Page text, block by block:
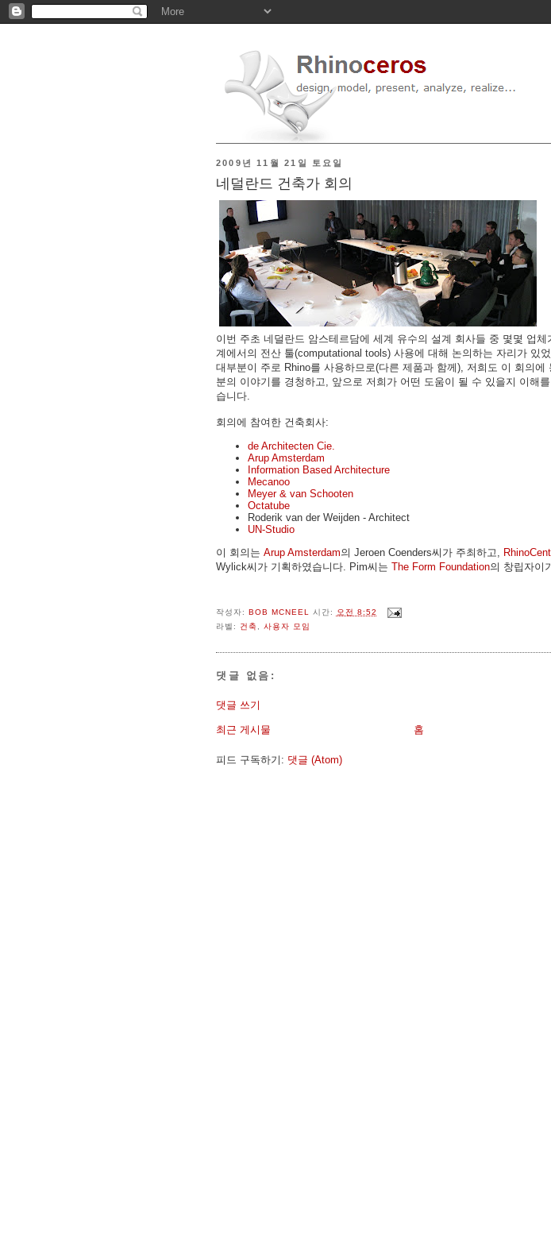
2009년 11월 21일 토요일
네덜란드 건축가 회의
이번 주초 네덜란드 암스테르담에 세계 유수의 설계 회사들 중 몇몇 업체
계에서의 전산 툴(computational tools) 사용에 대해 논의하는 자리가 있
대부분이 주로 Rhino를 사용하므로(다른 제품과 함께), 저희도 이 회의에
분의 이야기를 경청하고, 앞으로 저희가 어떤 도움이 될 수 있을지 이해
습니다.
회의에 참여한 건축회사:
de Architecten Cie.
Arup Amsterdam
Information Based Architecture
Mecanoo
Meyer & van Schooten
Octatube
Roderik van der Weijden - Architect
UN-Studio
이 회의는 Arup Amsterdam의 Jeroen Coenders씨가 주최하고,
Wylick씨가 기획하였습니다. Pim씨는 The Form Foundation의 창립자이
작성자: BOB MCNEEL 시간:
오전 8:52
라벨: 건축 사용자 모임
댓글 없음:
댓글 쓰기
최근 게시물 홈
피드 구독하기: 댓글 (Atom)